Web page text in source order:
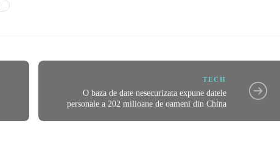
TECH
O baza de date nesecurizata expune datele
personale a 202 milioane de oameni din China